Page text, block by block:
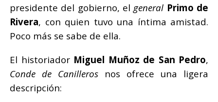
presidente del gobierno, el general Primo de
Rivera, con quien tuvo una íntima amistad.
Poco más se sabe de ella.
El historiador Miguel Muñoz de San Pedro,
Conde de Canilleros nos ofrece una ligera
descripción: